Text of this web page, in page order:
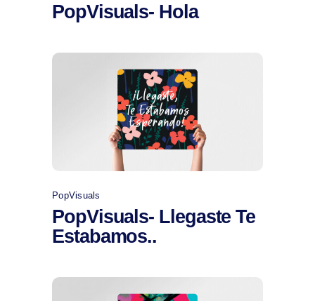
PopVisuals- Hola
Comprar
PopVisuals
PopVisuals- Llegaste Te
Estabamos..